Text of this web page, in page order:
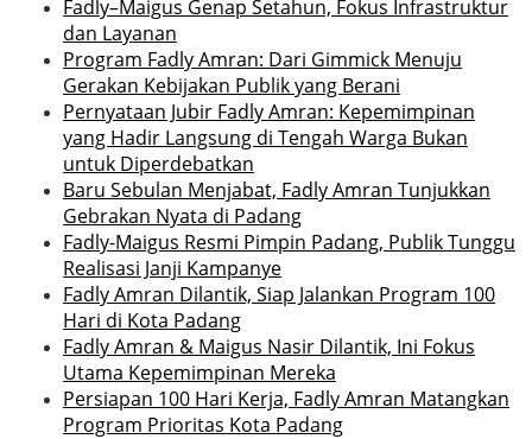
Fadly–Maigus Genap Setahun, Fokus Infrastruktur
dan Layanan
Program Fadly Amran: Dari Gimmick Menuju
Gerakan Kebijakan Publik yang Berani
Pernyataan Jubir Fadly Amran: Kepemimpinan
yang Hadir Langsung di Tengah Warga Bukan
untuk Diperdebatkan
Baru Sebulan Menjabat, Fadly Amran Tunjukkan
Gebrakan Nyata di Padang
Fadly-Maigus Resmi Pimpin Padang, Publik Tunggu
Realisasi Janji Kampanye
Fadly Amran Dilantik, Siap Jalankan Program 100
Hari di Kota Padang
Fadly Amran & Maigus Nasir Dilantik, Ini Fokus
Utama Kepemimpinan Mereka
Persiapan 100 Hari Kerja, Fadly Amran Matangkan
Program Prioritas Kota Padang